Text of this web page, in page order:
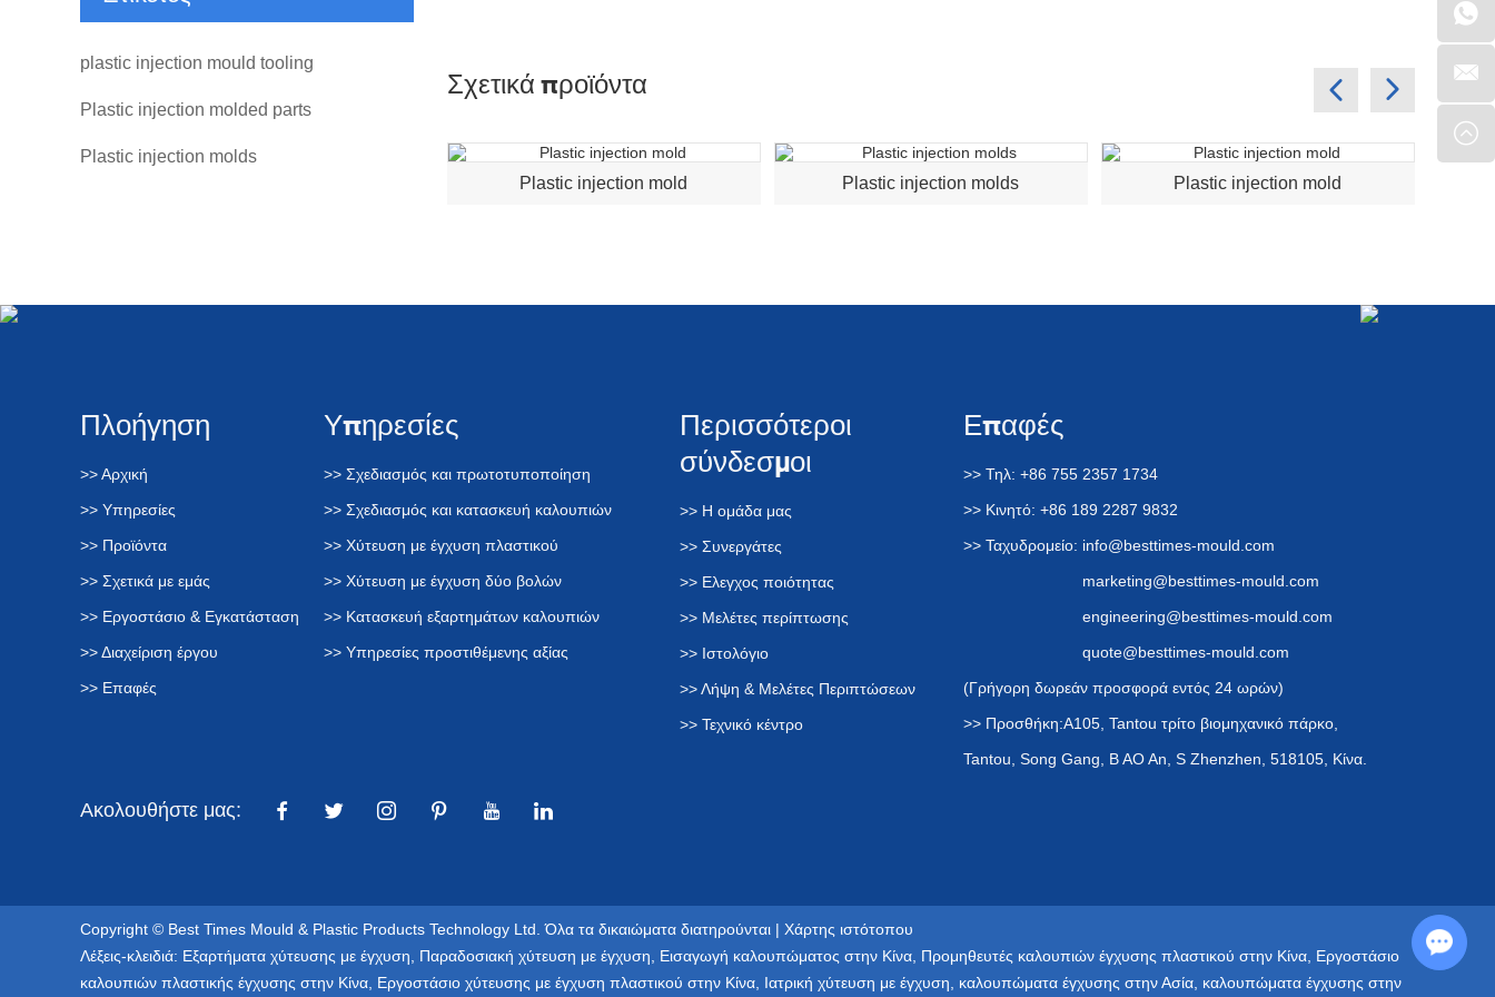
Σχετικά προϊόντα
Plastic injection mold Plastic injection molds Plastic injection mold
plastic injection mould tooling
Plastic injection molded parts
Plastic injection molds
Πλοήγηση
>> Αρχική
>> Υπηρεσίες
>> Προϊόντα
>> Σχετικά με εμάς
>> Εργοστάσιο & Εγκατάσταση
>> Διαχείριση έργου
>> Επαφές
Υπηρεσίες
>> Σχεδιασμός και πρωτοτυποποίηση
>> Σχεδιασμός και κατασκευή καλουπιών
>> Χύτευση με έγχυση πλαστικού
>> Χύτευση με έγχυση δύο βολών
>> Κατασκευή εξαρτημάτων καλουπιών
>> Υπηρεσίες προστιθέμενης αξίας
Περισσότεροι
σύνδεσμοι
>> Η ομάδα μας
>> Συνεργάτες
>> Ελεγχος ποιότητας
>> Μελέτες περίπτωσης
>> Ιστολόγιο
>> Λήψη & Μελέτες Περιπτώσεων
>> Τεχνικό κέντρο
Επαφές
>> Τηλ: +86 755 2357 1734
>> Κινητό: +86 189 2287 9832
>> Ταχυδρομείο: info@besttimes-mould.com
marketing@besttimes-mould.com
engineering@besttimes-mould.com
quote@besttimes-mould.com
(Γρήγορη δωρεάν προσφορά εντός 24 ωρών)
>> Προσθήκη:A105, Tantou τρίτο βιομηχανικό πάρκο,
Tantou, Song Gang, B AO An, S Zhenzhen, 518105, Κίνα.
Ακολουθήστε μας:
Copyright © Best Times Mould & Plastic Products Technology Ltd. Όλα τα δικαιώματα διατηρούνται | Χάρτης ιστότοπου
Λέξεις-κλειδιά: Εξαρτήματα χύτευσης με έγχυση Παραδοσιακή χύτευση με έγχυση Εισαγωγή καλουπώματος στην Κίνα Προμηθευτές καλουπιών έγχυσης πλαστικού στην Κίνα Εργοστάσιο
καλουπιών πλαστικής έγχυσης στην Κίνα Εργοστάσιο χύτευσης με έγχυση πλαστικού στην Κίνα Ιατρική χύτευση με έγχυση καλουπώματα έγχυσης στην Ασία καλουπώματα έγχυσης στην
Chat with Us